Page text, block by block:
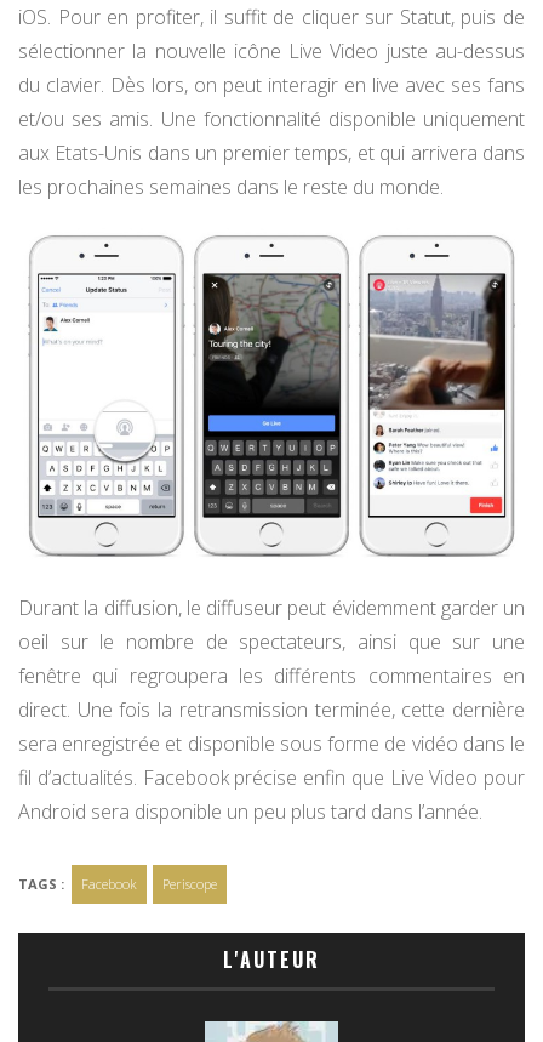
iOS. Pour en profiter, il suffit de cliquer sur Statut, puis de
sélectionner la nouvelle icône Live Video juste au-dessus
du clavier. Dès lors, on peut interagir en live avec ses fans
et/ou ses amis. Une fonctionnalité disponible uniquement
aux Etats-Unis dans un premier temps, et qui arrivera dans
les prochaines semaines dans le reste du monde.
Durant la diffusion, le diffuseur peut évidemment garder un
oeil sur le nombre de spectateurs, ainsi que sur une
fenêtre qui regroupera les différents commentaires en
direct. Une fois la retransmission terminée, cette dernière
sera enregistrée et disponible sous forme de vidéo dans le
fil d’actualités. Facebook précise enfin que Live Video pour
Android sera disponible un peu plus tard dans l’année.
TAGS : Facebook Periscope
L'AUTEUR